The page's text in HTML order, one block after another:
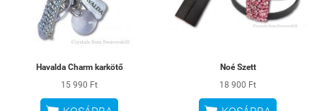
Havalda Charm karkötő
15 990 Ft
Noé Szett
18 900 Ft